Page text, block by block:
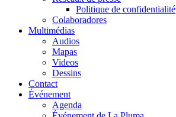
Politique de confidentialité
Colaboradores
Multimédias
Audios
Mapas
Videos
Dessins
Contact
Événement
Agenda